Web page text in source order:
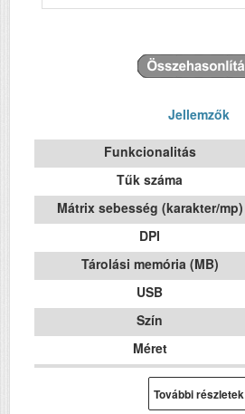
Jellemzők
Funkcionalitás
Tűk száma
Mátrix sebesség (karakter/mp)
DPI
Tárolási memória (MB)
USB
Szín
Méret
Súly (kg)
Papír méret
További részletek